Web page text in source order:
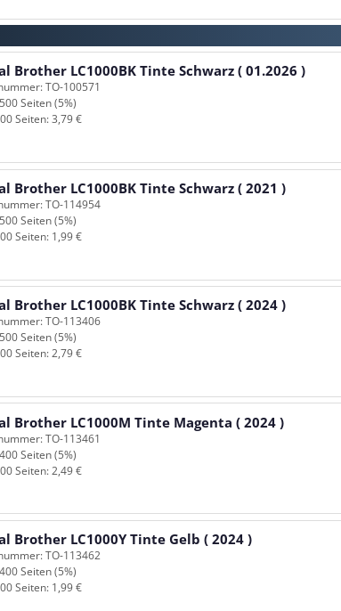
Brother LC1000BK Tinte Schwarz ( 01.2026 )
TO-100571
Seiten (5%)
Seiten: 3,79 €
Brother LC1000BK Tinte Schwarz ( 2021 )
TO-114954
Seiten (5%)
Seiten: 1,99 €
Brother LC1000BK Tinte Schwarz ( 2024 )
TO-113406
Seiten (5%)
Seiten: 2,79 €
Brother LC1000M Tinte Magenta ( 2024 )
TO-113461
Seiten (5%)
Seiten: 2,49 €
Brother LC1000Y Tinte Gelb ( 2024 )
TO-113462
Seiten (5%)
Seiten: 1,99 €